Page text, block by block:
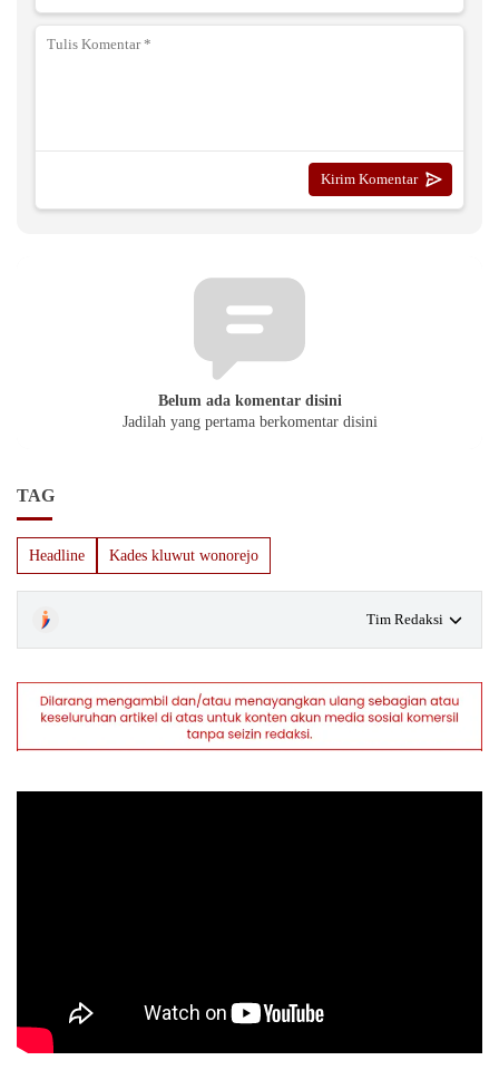
Belum ada komentar disini
Jadilah yang pertama berkomentar disini
TAG
Headline Kades kluwut wonorejo
Tim Redaksi